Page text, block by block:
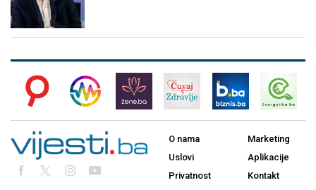
O nama
Uslovi
Privatnost
Marketing
Aplikacije
Kontakt